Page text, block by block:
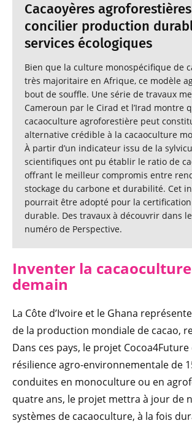
Cacaoyères
concilier production
services écologiques
Bien que la culture monospécifique de
très majoritaire en Afrique, ce modèle
bout de souffle. Une série de travaux
Cameroun par le Cirad et l’Irad montre
cacaoculture agroforestière peut
alternative crédible à la cacaoculture
À partir d’un indicateur issu de la
scientifiques ont pu établir le ratio de
offrant le meilleur compromis entre
stockage du carbone et durabilité. Cet
pourrait être adopté pour la
durable. Des travaux à découvrir dans
numéro de Perspective.
Inventer la
demain
La Côte d’Ivoire et le Ghana
de la production mondiale de cacao,
Dans ces pays, le projet Cocoa4Future
résilience agro-environnementale de
conduites en monoculture ou en
quatre ans, le projet mettra à jour de
systèmes de cacaoculture, à la fois